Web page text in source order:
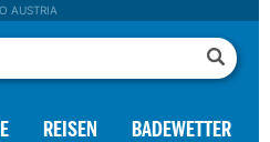
AUSTRIA
REISEN BADEWETTER